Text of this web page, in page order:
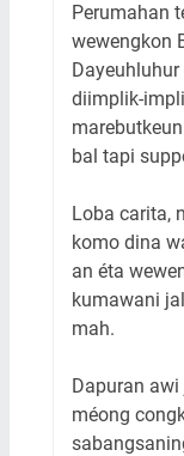
Perumahan
wewengkon
diimplik-
bal tapi
Loba carita,
komo dina
an éta
kumawani
mah.
Dapuran
méong